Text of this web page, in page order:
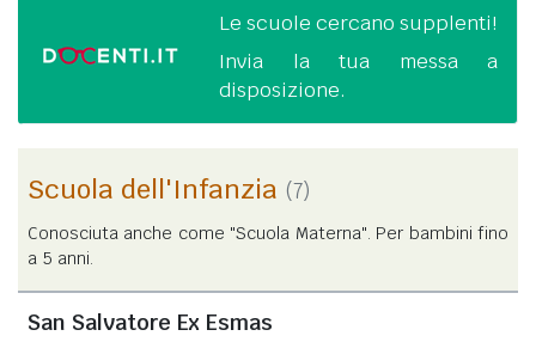
Le scuole cercano supplenti!
Invia la tua messa a
disposizione.
Scuola dell'Infanzia (7)
Conosciuta anche come "Scuola Materna". Per bambini fino
a 5 anni.
San Salvatore Ex Esmas